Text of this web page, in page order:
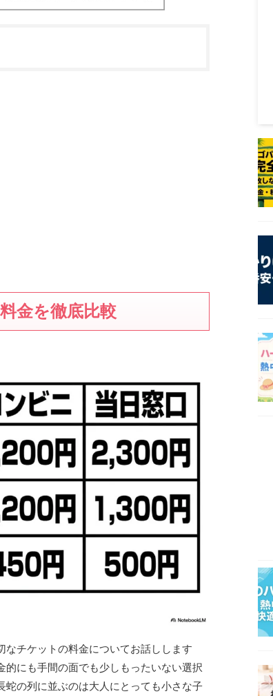
金を徹底比較
チケットの料金についてお話しします
にも手間の面でも少しもったいない選択
の列に並ぶのは大人にとっても小さな子